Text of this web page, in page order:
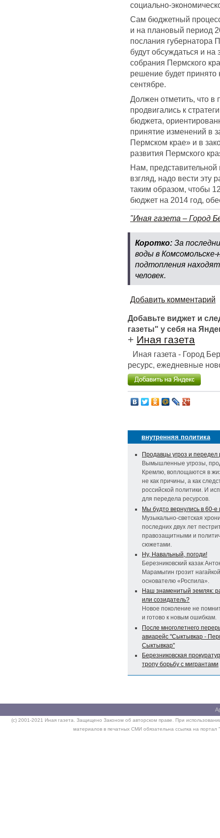
социально-
Сам бюджетный
и на плановый период
послания губернатора
будут обсуждаться и на
собрания Пермского
решение будет принято
сентябре.
Должен отметить, что
продвигались к
бюджета,
принятие изменений в
Пермском крае» и в
развития Пермского
Нам, представительной
взгляд, надо вести эту
таким образом, чтобы
бюджет на 2014 год,
"Иная газета – Город
Коротко: За
воды в
подтопления
человек.
Добавить комментарий
Добавьте виджет и
газеты" у себя на
+ Иная газета
Иная газета - Город
ресурс, ежедневные
внутренняя политика
Продавцы угроз и передел
Вымышленные угрозы,
Кремлю, воплощаются в
не как причины, а как
российской политики. И
для передела ресурсов.
Мы будто вернулись в 60-е
Музыкально-светская
последних двух лет
правозащитными и
сюжетами.
Ну, Навальный, погоди!
Березниковский казак
Марамыгин грозит нагайкой
основателю «Роспила».
Наш знаменитый земляк:
или созидатель?
Новое поколение не
и готово к новым ошибкам.
После многолетнего
авиарейс "Сыктывкар -
Сыктывкар"
Березниковская
тропу борьбу с мигрантами
(c) 2001-2021 Иная газета. Защищено Законом об авторском праве. При
материалов в печатных СМИ обязательна ссылка на